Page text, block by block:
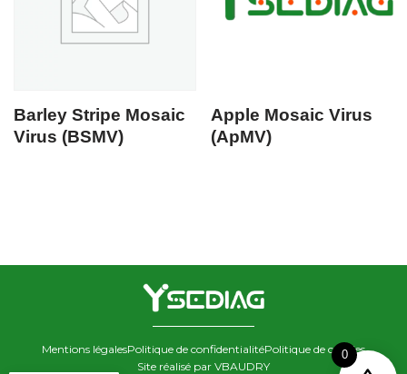
Barley Stripe Mosaic
Virus (BSMV)
Apple Mosaic Virus
(ApMV)
Mentions légalesPolitique de confidentialitéPolitique de cookies
Site réalisé par VBAUDRY
0